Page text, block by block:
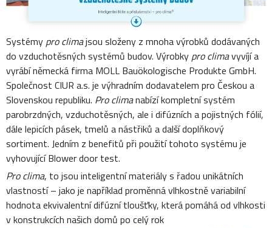
Systémy pro climajsou složeny z mnoha výrobků dodávaných
do vzduchotěsných systémů budov. Výrobky pro climavyvíjí a
vyrábí německá firma MOLL Bauökologische Produkte GmbH.
Společnost CIUR a.s. je výhradním dodavatelem pro Českou a
Slovenskou republiku. Pro climanabízí kompletní systém
parobrzdných, vzduchotěsných, ale i difúzních a pojistných fólií,
dále lepicích pásek, tmelů a nástřiků a další doplňkový
sortiment. Jedním z benefitů při použití tohoto systému je
vyhovující Blower door test.
Pro clima, to jsou inteligentní materiály s řadou unikátních
vlastností – jako je například proměnná vlhkostně variabilní
hodnota ekvivalentní difúzní tloušťky, která pomáhá od vlhkosti
v konstrukcích našich domů po celý rok